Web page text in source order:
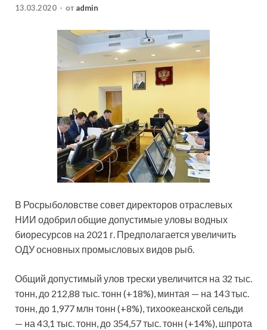
13.03.2020 - от admin
В Росрыболовстве совет директоров отраслевых
НИИ одобрил общие допустимые уловы водных
биоресурсов на 2021 г. Предполагается увеличить
ОДУ основных промысловых видов рыб.
Общий допустимый улов трески увеличится на 32 тыс.
тонн, до 212,88 тыс. тонн (+18%), минтая — на 143 тыс.
тонн, до 1,977 млн тонн (+8%), тихоокеанской сельди
— на 43,1 тыс. тонн, до 354,57 тыс. тонн (+14%), шпрота